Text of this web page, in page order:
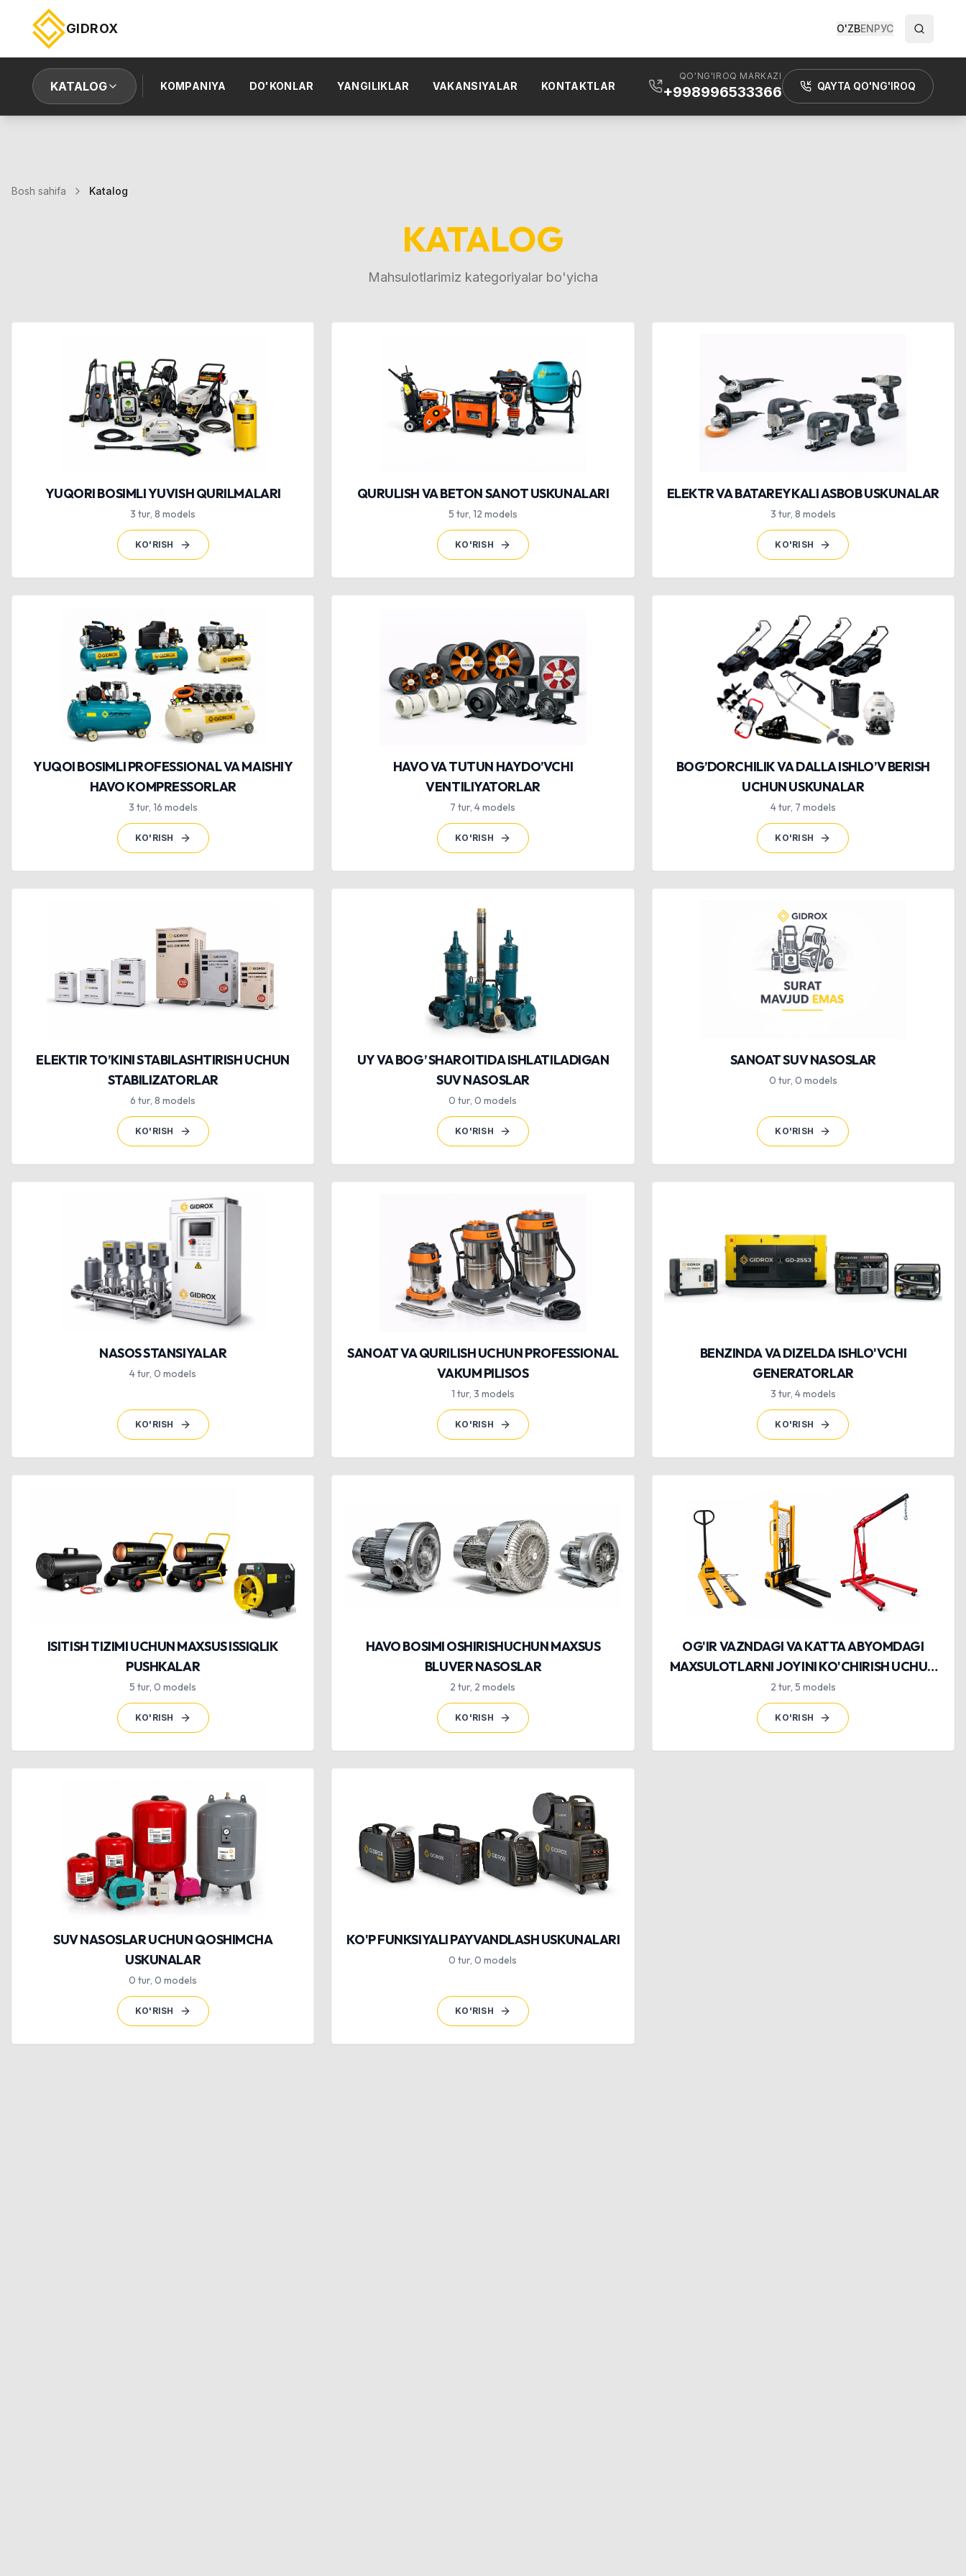
GIDROX O'ZBENРУС
KATALOG KOMPANIYA DO'KONLAR YANGILIKLAR VAKANSIYALAR KONTAKTLAR
QO'NG'IROQ MARKAZI
+998996533366 QAYTA QO'NG'IROQ
Bosh sahifa Katalog
KATALOG
Mahsulotlarimiz kategoriyalar bo'yicha
YUQORI BOSIMLI YUVISH QURILMALARI
3 tur,8 models
KO'RISH
QURULISH VA BETON SANOT USKUNALARI
5 tur, 12 models
KO'RISH
ELEKTR VA BATAREYKALI ASBOB USKUNALAR
3 tur, 8 models
KO'RISH
YUQOI BOSIMLI PROFESSIONAL VA MAISHIY
HAVO KOMPRESSORLAR
3 tur, 16 models
KO'RISH
HAVO VA TUTUN HAYDO’VCHI
VENTILIYATORLAR
7 tur,4models
KO'RISH
BOG’DORCHILIK VA DALLA ISHLO’V BERISH
UCHUN USKUNALAR
4tur, 7 models
KO'RISH
ELEKTIR TO’KINI STABILASHTIRISH UCHUN
STABILIZATORLAR
6 tur,8 models
KO'RISH
UY VA BOG’ SHAROITIDA ISHLATILADIGAN
SUV NASOSLAR
0 tur,0 models
KO'RISH
SANOAT SUV NASOSLAR
0 tur, 0 models
KO'RISH
NASOS STANSIYALAR
4tur,0 models
KO'RISH
SANOAT VA QURILISH UCHUN PROFESSIONAL
VAKUM PILISOS
1 tur, 3 models
KO'RISH
BENZINDA VA DIZELDA ISHLO'VCHI
GENERATORLAR
3 tur, 4models
KO'RISH
ISITISH TIZIMI UCHUN MAXSUS ISSIQLIK
PUSHKALAR
5 tur,0 models
KO'RISH
HAVO BOSIMI OSHIRISHUCHUN MAXSUS
BLUVER NASOSLAR
2 tur, 2 models
KO'RISH
OG'IR VAZNDAGI VA KATTA ABYOMDAGI
MAXSULOTLARNI JOYINI KO'CHIRISH UCHUN
MAXUS KARALAR
2 tur, 5 models
KO'RISH
SUV NASOSLAR UCHUN QOSHIMCHA
USKUNALAR
0 tur,0 models
KO'RISH
KO'P FUNKSIYALI PAYVANDLASH USKUNALARI
0 tur,0 models
KO'RISH